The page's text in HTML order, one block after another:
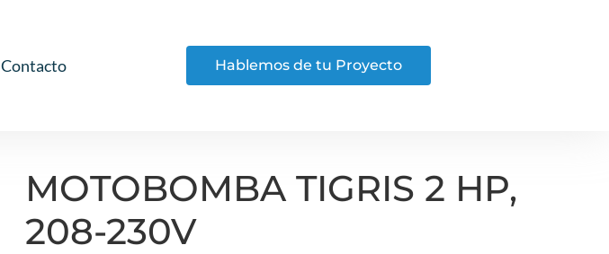
Contacto Hablemos de tu Proyecto
MOTOBOMBA TIGRIS 2 HP,
208-230V